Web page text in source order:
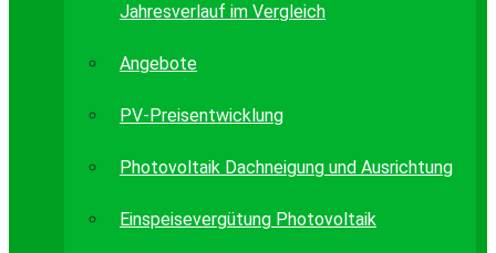
Jahresverlauf im Vergleich
Angebote
PV-Preisentwicklung
Photovoltaik Dachneigung und Ausrichtung
Einspeisevergütung Photovoltaik